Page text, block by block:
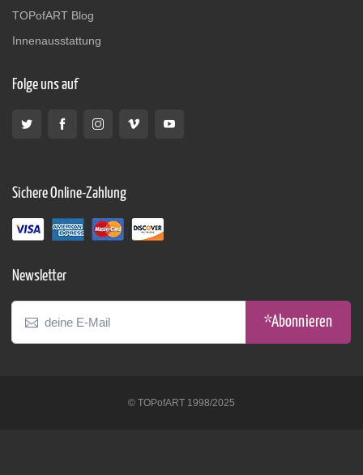
TOPofART Blog
Innenausstattung
Folge uns auf
Sichere Online-Zahlung
Newsletter
*Abonnieren
© TOPofART 1998/2025